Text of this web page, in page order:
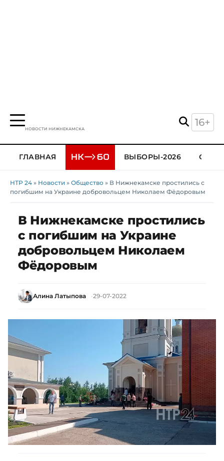
НОВОСТИ НИЖНЕКАМСКА
16+
ГЛАВНАЯ ВЫБОРЫ-2026
НТР 24 » Новости » Общество » В Нижнекамске простились с
погибшим на Украине добровольцем Николаем Фёдоровым
В Нижнекамске простились
с погибшим на Украине
добровольцем Николаем
Фёдоровым
Алина Латыпова 29-07-2022